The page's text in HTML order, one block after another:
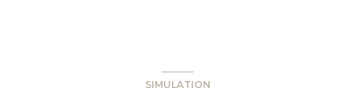
SIMULATION